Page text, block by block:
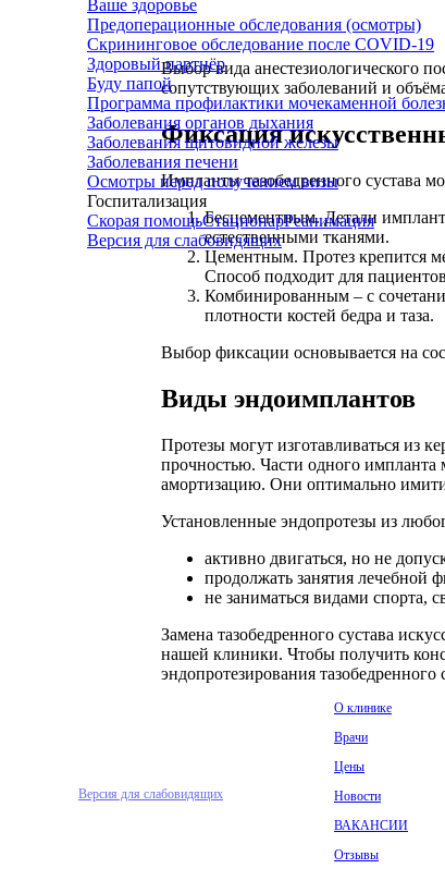
Ваше здоровье
Предоперационные обследования (осмотры)
Скрининговое обследование после COVID-19
Здоровый партнёр
Буду папой
Программа профилактики мочекаменной
Заболевания органов дыхания
Заболевания щитовидной железы
Заболевания печени
Осмотры перед получением визы
Госпитализация
Скорая помощьСтационарРеанимация
Версия для слабовидящих
Выбор вида анестезиологического
сопутствующих заболеваний и
Фиксация
Импланты тазобедренного сустава
Бесцементным. Детали
естественными тканями.
Цементным. Протез крепится
Способ подходит для
Комбинированным – с
плотности костей бедра и таза.
Выбор фиксации основывается на
Виды эндоимплантов
Протезы могут изготавливаться из
прочностью. Части одного импланта
амортизацию. Они оптимально
Установленные эндопротезы из
активно двигаться, но не
продолжать занятия лечебной
не заниматься видами спорта,
Замена тазобедренного сустава
нашей клиники. Чтобы получить
эндопротезирования
Версия для слабовидящих
О клинике
Врачи
Цены
Новости
ВАКАНСИИ
Отзывы